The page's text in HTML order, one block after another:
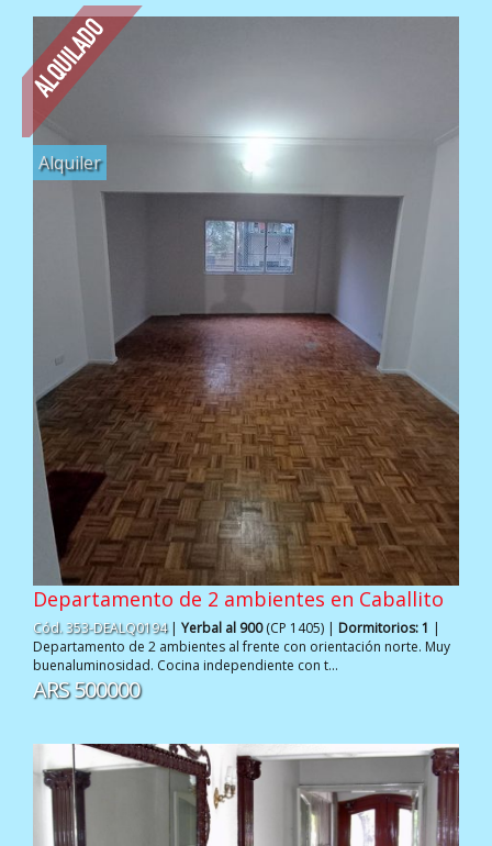
Alquiler
Departamento de 2 ambientes en Caballito
Cód. 353-DEALQ0194| Yerbal al 900(CP 1405) | Dormitorios: 1 |
Departamento de 2 ambientes al frente con orientación norte. Muy
buenaluminosidad. Cocina independiente con t...
ARS 500000